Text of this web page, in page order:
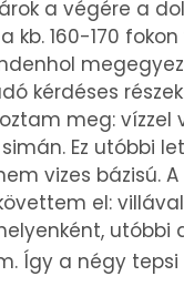
a végére a
kb. 160-170
kérdéses
meg: vízzel
Ez utóbbi
vizes bázisú.
el:
utóbbi
Így a négy tepsi